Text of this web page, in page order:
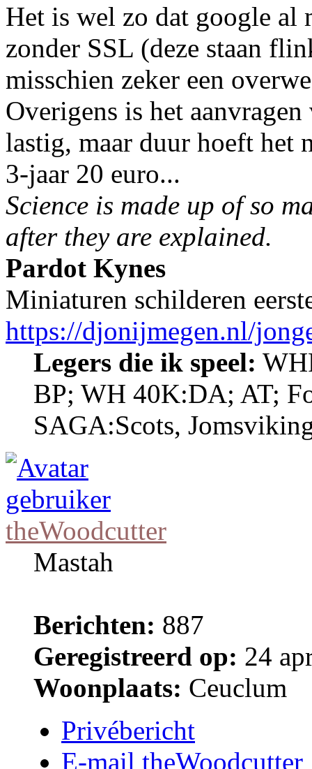
Het is wel zo dat google al
zonder SSL (deze staan
misschien zeker een
Overigens is het
lastig, maar duur hoeft
3-jaar 20 euro...
Science is made up of so
after they are explained.
Pardot Kynes
Miniaturen schilderen
https://djonijmegen.nl/
Legers die ik speel:
BP; WH 40K:DA; AT;
SAGA:Scots,
theWoodcutter
Mastah
Berichten: 887
Geregistreerd op: 24
Woonplaats: Ceuclum
Privébericht
E-mail theWoodcutter